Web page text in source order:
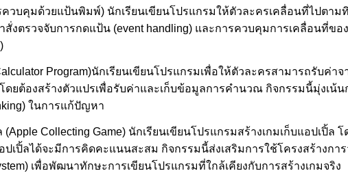
ควบคุมด้วยแป้นพิมพ์) นักเรียนเขียนโปรแกรมให้ตัวละครเคลื่อนที่ไปตา
งตรวจจับการกดแป้น (event handling) และการควบคุมการเคลื่อนที่ขอ
Program)นักเรียนเขียนโปรแกรมเพื่อให้ตัวละครสามารถรับค่
ยต้องสร้างตัวแปรเพื่อรับค่าและเก็บข้อมูลการคำนวณ กิจกรรมนี้มุ่งเน้น
ในการแก้ปัญหา
(Apple Collecting Game) นักเรียนเขียนโปรแกรมสร้างเกมเก็บแอปเปิ้
เปิ้ลได้จะมีการคิดคะแนนสะสม กิจกรรมนี้ส่งเสริมการใช้โครงสร้างกา
เพื่อพัฒนาทักษะการเขียนโปรแกรมที่ใกล้เคียงกับการสร้างเกมจริง